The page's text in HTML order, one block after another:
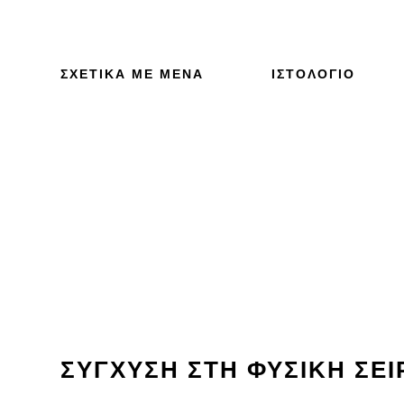
ΣΧΕΤΙΚΆ ΜΕ ΜΈΝΑ ΙΣΤΟΛΌΓΙΟ
ΣΎΓΧΥΣΗ ΣΤΗ ΦΥΣΙΚΉ